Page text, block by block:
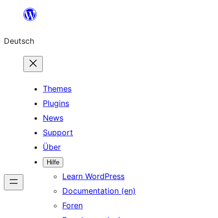
springen
Deutsch
Themes
Plugins
News
Support
Über
Hilfe
Learn WordPress
Documentation (en)
Foren